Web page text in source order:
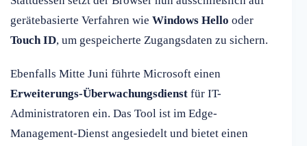
gerätebasierte Verfahren wie Windows Hello oder
Touch ID, um gespeicherte Zugangsdaten zu sichern.
Ebenfalls Mitte Juni führte Microsoft einen
Erweiterungs-Überwachungsdienst für IT-
Administratoren ein. Das Tool ist im Edge-
Management-Dienst angesiedelt und bietet einen